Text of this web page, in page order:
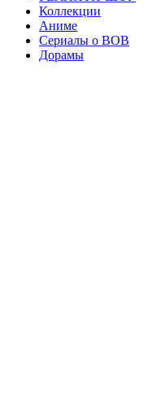
Коллекции
Аниме
Сериалы о ВОВ
Дорамы